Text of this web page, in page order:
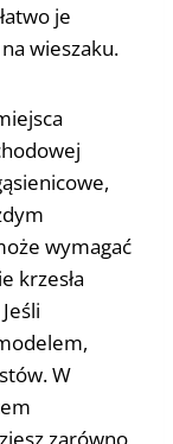
je
wieszaku.
wymagać
krzesła
W
zarówno